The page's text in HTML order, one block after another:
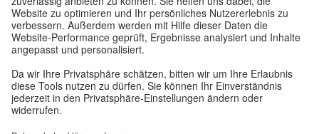
Diese Website soll für möglichst viele Menschen
zugänglich und nützlich sein. Personenbezogene
Daten verwenden wir gemäß unserer
Datenschutzrichtlinie.
Privatsphäre-Einstellungen